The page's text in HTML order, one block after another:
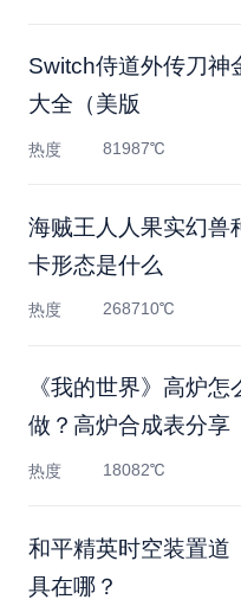
Switch侍道外传刀神
大全（美版
热度 81987℃
海贼王人人果实幻兽
卡形态是什么
热度 268710℃
《我的世界》高炉怎
做？高炉合成表分享
热度 18082℃
和平精英时空装置道
具在哪？